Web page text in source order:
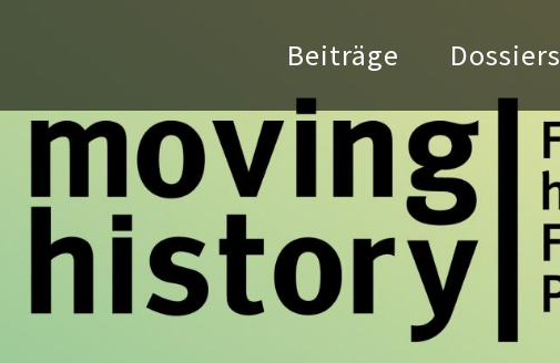
Beiträge Dossiers